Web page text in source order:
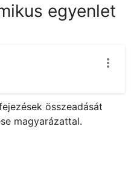
egyenlet
összeadását
magyarázattal.